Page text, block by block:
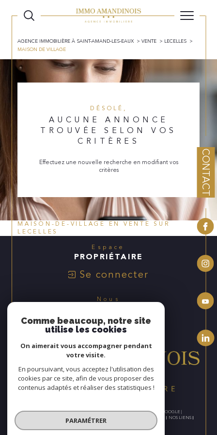
CONTACT
AGENCE IMMOBILIÈRE À SAINT-AMAND-LES-EAUX VENTE
LECELLES
MAISON DE VILLAGE
DÉSOLÉ,
AUCUNE ANNONCE
TROUVÉE SELON VOS
CRITÈRES
Effectuez une nouvelle recherche en modifiant vos
critères
MAISON-DE-VILLAGE EN VENTE SUR
LECELLES
Espace
PROPRIÉTAIRE
Se connecter
Nous
© 2026 | TOUS DROITS RÉSERVÉS | TRADUCTION POWERED BY GOOGLE |
PLAN DU SITE MENTIONS LÉGALES ADMIN
NOS LIENS
POLITIQUE RGPD
Comme beaucoup, notre site
utilise les cookies
On aimerait vous accompagner pendant
votre visite.
En poursuivant, vous acceptez l'utilisation des
cookies par ce site, afin de vous proposer des
contenus adaptés et réaliser des statistiques !
PARAMÉTRER